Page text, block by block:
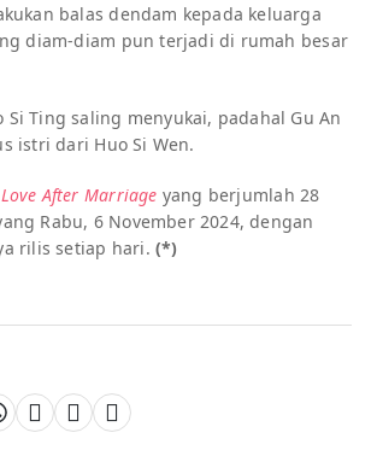
balas dendam kepada keluarga
diam-diam pun terjadi di rumah besar
Si Ting saling menyukai, padahal Gu An
istri dari Huo Si Wen.
After Marriage yang berjumlah 28
Rabu, 6 November 2024, dengan
rilis setiap hari. (*)